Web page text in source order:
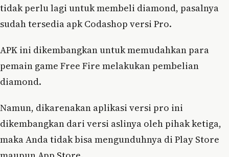
tidak perlu lagi untuk membeli diamond, pasalnya
sudah tersedia apk Codashop versi Pro.
APK ini dikembangkan untuk memudahkan para
pemain game Free Fire melakukan pembelian
diamond.
Namun, dikarenakan aplikasi versi pro ini
dikembangkan dari versi aslinya oleh pihak ketiga,
maka Anda tidak bisa mengunduhnya di Play Store